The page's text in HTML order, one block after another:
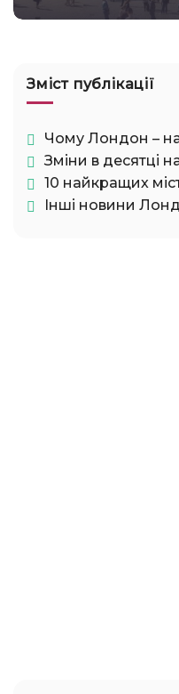
Зміст публікації
Чому Лондон –
Зміни в десятці
10 найкращих
Інші новини